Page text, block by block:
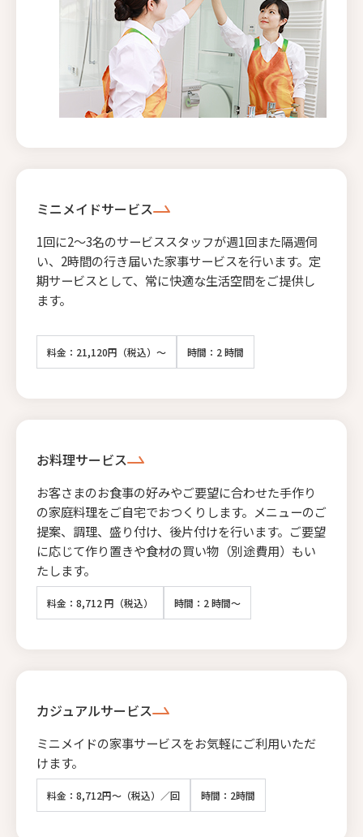
ミニメイドサービス
1回に2〜3名のサービススタッフが週1回また隔週伺
い、2時間の行き届いた家事サービスを行います。定
期サービスとして、常に快適な生活空間をご提供し
ます。
料金：21,120円（税込）～ 時間：2 時間
お料理サービス
お客さまのお食事の好みやご要望に合わせた手作り
の家庭料理をご自宅でおつくりします。メニューのご
提案、調理、盛り付け、後片付けを行います。ご要望
に応じて作り置きや食材の買い物（別途費用）もい
たします。
料金：8,712 円（税込） 時間：2 時間～
カジュアルサービス
ミニメイドの家事サービスをお気軽にご利用いただ
けます。
料金：8,712円～（税込）／回 時間：2時間